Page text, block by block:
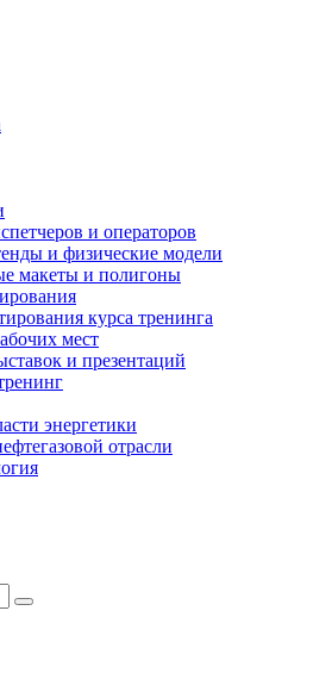
тренажерных комплексов
и операторов
и физические модели
макеты и полигоны
курса тренинга
мест
и презентаций
энергетики
отрасли